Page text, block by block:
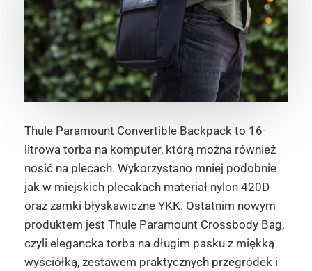
Thule Paramount Convertible Backpack to 16-
litrowa torba na komputer, którą można również
nosić na plecach. Wykorzystano mniej podobnie
jak w miejskich plecakach materiał nylon 420D
oraz zamki błyskawiczne YKK. Ostatnim nowym
produktem jest Thule Paramount Crossbody Bag,
czyli elegancka torba na długim pasku z miękką
wyściółką, zestawem praktycznych przegródek i